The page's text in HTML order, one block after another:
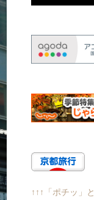
↑↑↑「ポチッ」